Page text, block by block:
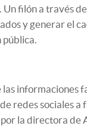
Un filón a través
y generar el
pública.
las informaciones
redes sociales a
la directora de